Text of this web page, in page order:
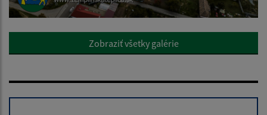
Zobraziť všetky galérie